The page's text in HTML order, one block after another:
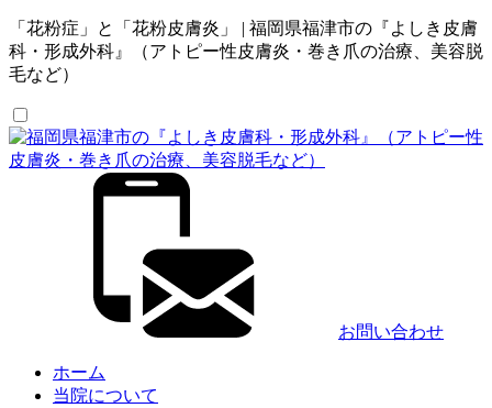
「花粉症」と「花粉皮膚炎」 | 福岡県福津市の『よしき皮膚
科・形成外科』（アトピー性皮膚炎・巻き爪の治療、美容脱
毛など）
お問い合わせ
ホーム
当院について